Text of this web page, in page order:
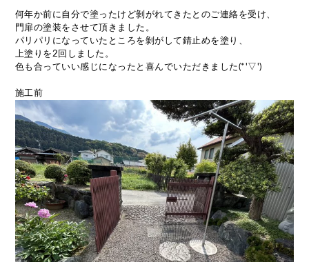
何年か前に自分で塗ったけど剝がれてきたとのご連絡を受け、
門扉の塗装をさせて頂きました。
パリパリになっていたところを剝がして錆止めを塗り、
上塗りを2回しました。
色も合っていい感じになったと喜んでいただきました(*'▽')
施工前